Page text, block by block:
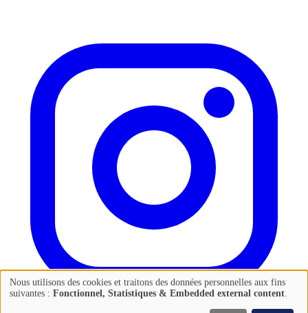
Utilisation
Nous utilisons des cookies et traitons des données personnelles aux fins
suivantes : Fonctionnel, Statistiques & Embedded external content